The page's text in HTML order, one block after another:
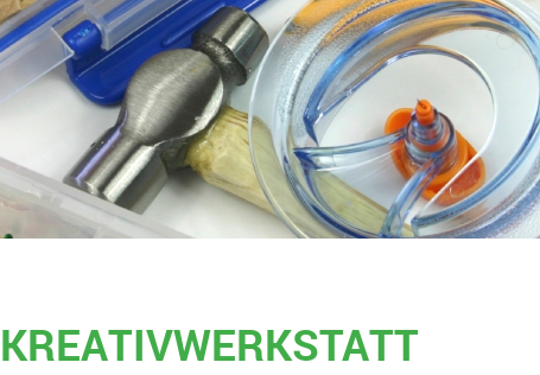
KREATIVWERKSTATT